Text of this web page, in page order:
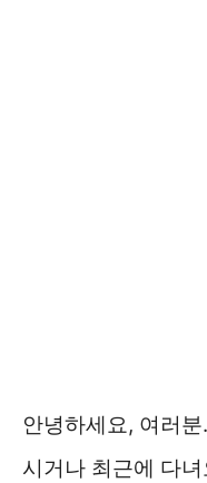
안녕하세요, 여러
시거나 최근에 다